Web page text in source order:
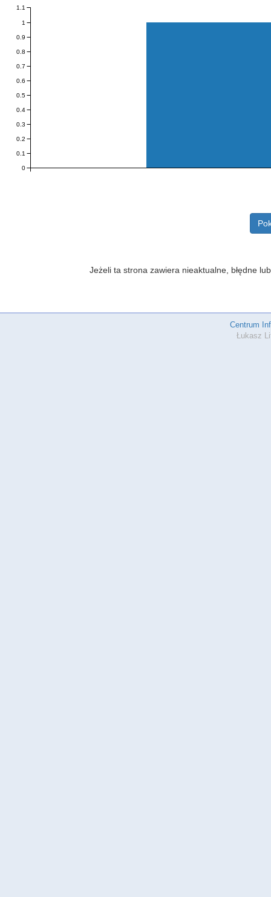
0
0.1
0.2
0.3
0.4
0.5
0.6
0.7
0.8
0.9
1
1.1
Jeżeli ta strona zawiera nieaktualne, błędne
Centrum
Łukasz